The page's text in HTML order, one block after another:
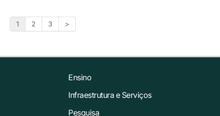
1 2 3 >
Ensino
Infraestrutura e Serviços
Pesquisa